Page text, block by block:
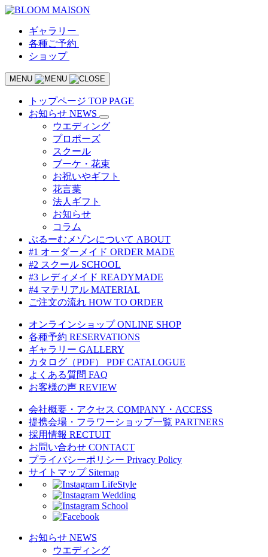
ギャラリー
各種ご予約
ショップ
MENU
トップページ TOP PAGE
お知らせ NEWS
ウエディング
プロポーズ
スクール
ブーケ・花束
お祝いやギフト
花言葉
法人ギフト
お知らせ
コラム
ぶるーむメゾンについて ABOUT
#1 オーダーメイド ORDER MADE
#2 スクール SCHOOL
#3 レディメイド READYMADE
#4 マテリアル MATERIAL
ご注文の流れ HOW TO ORDER
オンラインショップ ONLINE SHOP
各種予約 RESERVATIONS
ギャラリー GALLERY
カタログ（PDF）
PDF CATALOGUE
よくある質問 FAQ
お客様の声 REVIEW
会社概要・アクセス COMPANY・ACCESS
提携会場・フラワーショップ一覧 PARTNERS
採用情報 RECTUIT
お問い合わせ CONTACT
プライバシーポリシー Privacy Policy
サイトマップ Sitemap
LifeStyle
Wedding
School
お知らせ NEWS
ウエディング